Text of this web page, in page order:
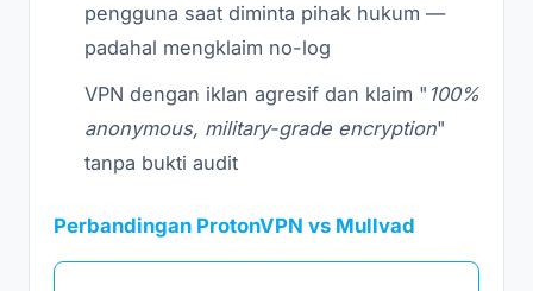
pengguna saat diminta pihak hukum —
padahal mengklaim no-log
VPN dengan iklan agresif dan klaim " 100%
anonymous, military-grade encryption"
tanpa bukti audit
Perbandingan ProtonVPN vs Mullvad